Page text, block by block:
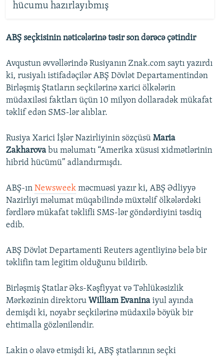
hücumu hazırlayıbmış
ABŞ seçkisinin nəticələrinə təsir son dərəcə çətindir
Avqustun əvvəllərində Rusiyanın Znak.com saytı yazırdı
ki, rusiyalı istifadəçilər ABŞ Dövlət Departamentindən
Birləşmiş Ştatların seçkilərinə xarici ölkələrin
müdaxiləsi faktları üçün 10 milyon dollaradək mükafat
təklif edən SMS-lər alıblar.
Rusiya Xarici İşlər Nazirliyinin sözçüsü Maria
Zakharova bu məlumatı “Amerika xüsusi xidmətlərinin
hibrid hücümü” adlandırmışdı.
ABŞ-ın Newsweek məcmuəsi yazır ki, ABŞ Ədliyyə
Nazirliyi məlumat müqabilində müxtəlif ölkələrdəki
fərdlərə mükafat təklifli SMS-lər göndərdiyini təsdiq
edib.
ABŞ Dövlət Departamenti Reuters agentliyinə belə bir
təklifin tam legitim olduğunu bildirib.
Birləşmiş Ştatlar Əks-Kəşfiyyat və Təhlükəsizlik
Mərkəzinin direktoru William Evanina iyul ayında
demişdi ki, noyabr seçkilərinə müdaxilə böyük bir
ehtimalla gözləniləndir.
Lakin o əlavə etmişdi ki, ABŞ ştatlarının seçki